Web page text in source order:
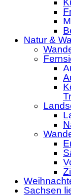
Natur &
Sachsen